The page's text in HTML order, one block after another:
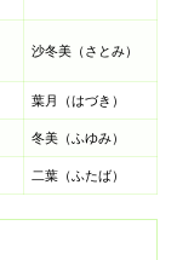
沙冬美（さとみ）
葉月（はづき）
冬美（ふゆみ）
二葉（ふたば）